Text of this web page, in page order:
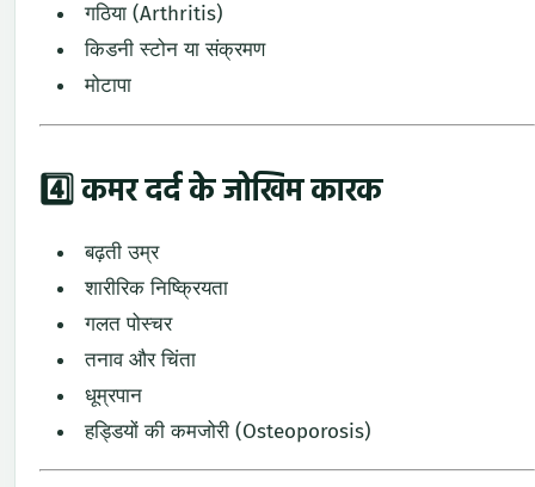
गठिया (Arthritis)
किडनीस्टोनयासंक्रमण
मोटापा
4️⃣कमरदर्दकेजोखिमकारक
बढ़तीउम्र
शारीरिकनिष्क्रियता
गलतपोस्चर
तनावऔरचिंता
धूम्रपान
हड्डियोंकीकमजोरी (Osteoporosis)